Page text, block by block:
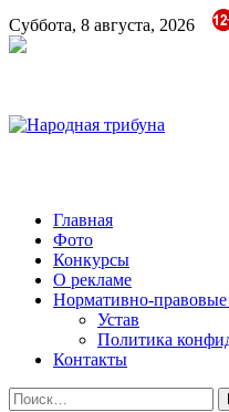
Суббота, 8 августа, 2026
Народная трибуна
Калининская районная газета
Главная
Фото
Конкурсы
О рекламе
Нормативно-
Устав
Политика
Контакты
Найти: